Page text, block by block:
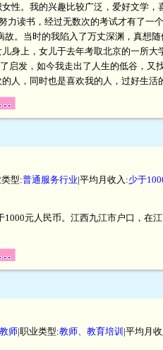
性。我的兴趣比较广泛，爱好文学
读书，经过无数次的考试才有了一
。当时的我陷入了万丈深渊，真想
身上，女儿于去年考取北京的一所大
发，如今我走出了人生的低谷，又
人，同时也是喜欢我的人，过好生活
型:普通服务行业|平均月收入:少于
元人民币。江西九江市户口，在
师|职业类型:教师、教育培训|平均月